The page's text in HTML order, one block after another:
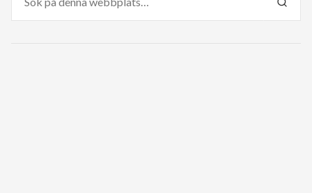
efter:
SÖK